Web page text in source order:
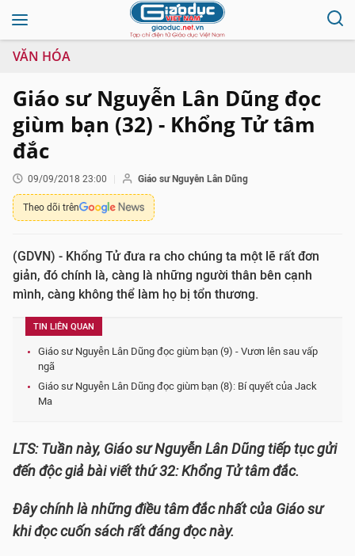
VĂN HÓA
Giáo sư Nguyễn Lân Dũng đọc
giùm bạn (32) - Khổng Tử tâm
đắc
09/09/2018 23:00 Giáo sư Nguyễn Lân Dũng
Theo dõi trên
(GDVN) - Khổng Tử đưa ra cho chúng ta một lẽ rất đơn
giản, đó chính là, càng là những người thân bên cạnh
mình, càng không thể làm họ bị tổn thương.
TIN LIÊN QUAN
Giáo sư Nguyễn Lân Dũng đọc giùm bạn (9) - Vươn lên sau vấp
ngã
Giáo sư Nguyễn Lân Dũng đọc giùm bạn (8): Bí quyết của Jack
Ma
LTS: Tuần này, Giáo sư Nguyễn Lân Dũng tiếp tục gửi
đến độc giả bài viết thứ 32: Khổng Tử tâm đắc.
Đây chính là những điều tâm đắc nhất của Giáo sư
khi đọc cuốn sách rất đáng đọc này.